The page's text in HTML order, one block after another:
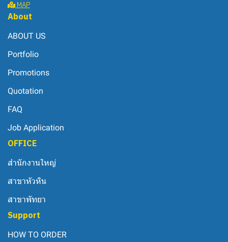
MAP
About
ABOUT US
Portfolio
Promotions
Quotation
FAQ
Job Application
OFFICE
สำนักงานใหญ่
สาขาหัวหิน
สาขาพัทยา
Support
HOW TO ORDER